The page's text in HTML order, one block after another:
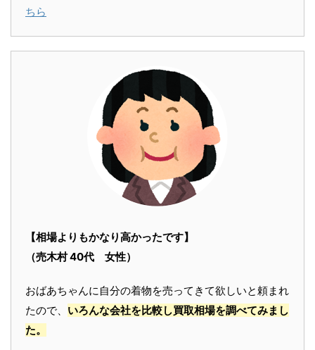
ちら
【相場よりもかなり高かったです】
（売木村 40代 女性）
おばあちゃんに自分の着物を売ってきて欲しいと頼まれ
たので、 いろんな会社を比較し買取相場を調べてみまし
た。